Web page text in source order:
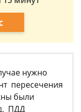
нужно
пересечения
были
ПДД